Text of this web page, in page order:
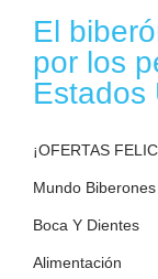
El
por los
Estados
¡OFERTAS
Mundo Biberones
Boca Y Dientes
Alimentación